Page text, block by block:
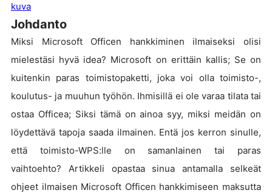
kuva
Johdanto
Miksi Microsoft Officen hankkiminen ilmaiseksi olisi
mielestäsi hyvä idea? Microsoft on erittäin kallis; Se on
kuitenkin paras toimistopaketti, joka voi olla toimisto-,
koulutus- ja muuhun työhön. Ihmisillä ei ole varaa tilata tai
ostaa Officea; Siksi tämä on ainoa syy, miksi meidän on
löydettävä tapoja saada ilmainen. Entä jos kerron sinulle,
että toimisto-WPS:lle on samanlainen tai paras
vaihtoehto? Artikkeli opastaa sinua antamalla selkeät
ohjeet ilmaisen Microsoft Officen hankkimiseen maksutta